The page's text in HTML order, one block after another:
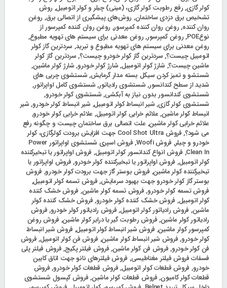
کولر گازی,رفع رطوبت کولر گازی، (مینی) چیلر و کولر اتومبیل, روش
تشخیص برق دزدی ساختمان, روش‌های پیشگیری از اتصالی برق, روغن
روان کننده,روغن روان کننده کمپرسور, روغن روان کننده کمپرسور از
نوعPOE
,روغن کمپرسور,روغن معدنی برای سیستم های تهویه مطبوع,
روغن معدنی برای سیستم های تهویه مطبوع و تبرید, سردترین گاز کولر
اتومبیل چیست؟,سردترین گاز کولر خودرو چیست؟,سردترین گاز کولر
ماشین چیست؟, شارژ کولر اتومبیل,شارژ کولر خودرو,شارژ کولر ماشین,
شستشو و تمیز کردن سیکل بسته مدار گرمایش,شستشوی چربی های
شدید از سطح کندانسور,شستشوی رادیاتور,شستشوی کامل اواپراتور,
شستشوی کندانسور بدون نیاز به آبکشی,شستشوی کولر خودرو,
شستشوی کولر گازی,شیر انبساط کولر اتومبیل, شیر انبساط کولر خودرو,شیر
انبساط کولر ماشین,علائم خرابی کولر اتومبیل, علائم خرابی کولر خودرو,
علائم خرابی کولر ماشین, علت اتصالی برق ساختمان چیست و چگونه رفع
می شود؟,
فروش Cool Shot Ultra جهت افزایش برودت کولرگازی، کولر
خودرو و چیلر, فروش Woofi ,
فروش اسپری شستشوی اواپراتور Power
Clean In
, فروش انواع کندانسور کولر اتومبیل, فروش اواپراتور یا تبخیرکننده
کولر اتومبیل, فروش اواپراتور یا تبخیرکننده کولر خودرو,فروش اواپراتور یا
تبخیرکننده کولر ماشین, فروش بوستر گاز جهت برودت کولر خودرو, فروش
بوستر گاز کولر خودرو جهت بهبود سرمایش,فروش تسمه کولر اتومبیل,
فروش تسمه کولر خودرو,فروش تسمه کولر ماشین, فروش خشک‌ کننده
کولر اتومبیل, فروش خشک‌ کننده کولر خودرو,فروش خشک‌ کننده کولر
ماشین, فروش رادیاتور کولر اتومبیل,فروش رادیاتور کولر خودرو,فروش
رادیاتور کولر ماشین,فروش رطوبت گیر یا درایر کولر ماشین, فروش روغن
کمپرسور کولر ماشین, فروش شیر انبساط کولر اتومبیل, فروش شیر انبساط
کولر خودرو,فروش شیر انبساط کولر ماشین, فروش فن کولر اتومبیل,فروش
فن کولر خودرو,فروش فن کولر ماشین,فروش فیلتر پکیج,فروش فیلتر پلی
فسفات فروش فیلتر مغناطیسی, فروش فیلترهای نانو جهت اتاق کابین
خودرو, فروش قطعات کولر اتومبیل,فروش قطعات کولر خودرو,فروش
قطعات کولر کامیون,فروش قطعات کولر ماشین,فروش کپسول شستشوی